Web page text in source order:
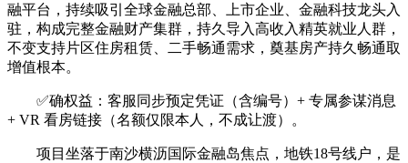
融平台，持续吸引全球金融总部、上市企业、金融科技龙头入
驻，构成完整金融财产集群，持久导入高收入精英就业人群，
不变支持片区住房租赁、二手畅通需求，奠基房产持久畅通取
增值根本。
✅确权益：客服同步预定凭证（含编号）+ 专属参谋消息
+ VR 看房链接（名额仅限本人，不成让渡）。
项目坐落于南沙横沥国际金融岛焦点，地铁18号线户，是